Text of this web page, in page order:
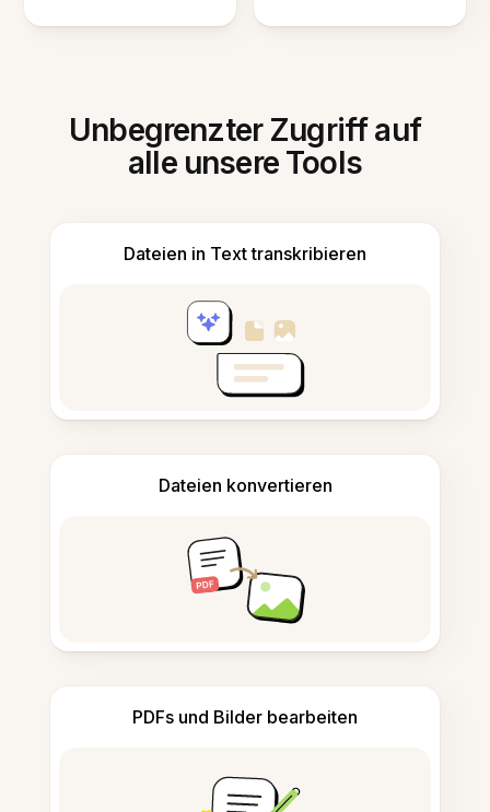
Unbegrenzter Zugriff auf
alle unsere Tools
Dateien in Text transkribieren
Dateien konvertieren
PDFs und Bilder bearbeiten